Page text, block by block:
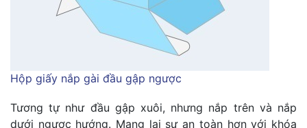
Hộp giấy nắp gài đầu gập ngược
Tương tự như đầu gập xuôi, nhưng nắp trên và nắp
dưới ngược hướng. Mang lại sự an toàn hơn với khóa